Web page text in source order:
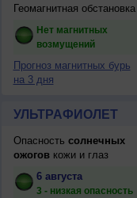
Геомагнитная обстановка
Нет магнитных
возмущений
Прогноз магнитных бурь
на 3 дня
УЛЬТРАФИОЛЕТ
Опасность солнечных
ожоговкожи и глаз
6 августа
3 - низкая опасность